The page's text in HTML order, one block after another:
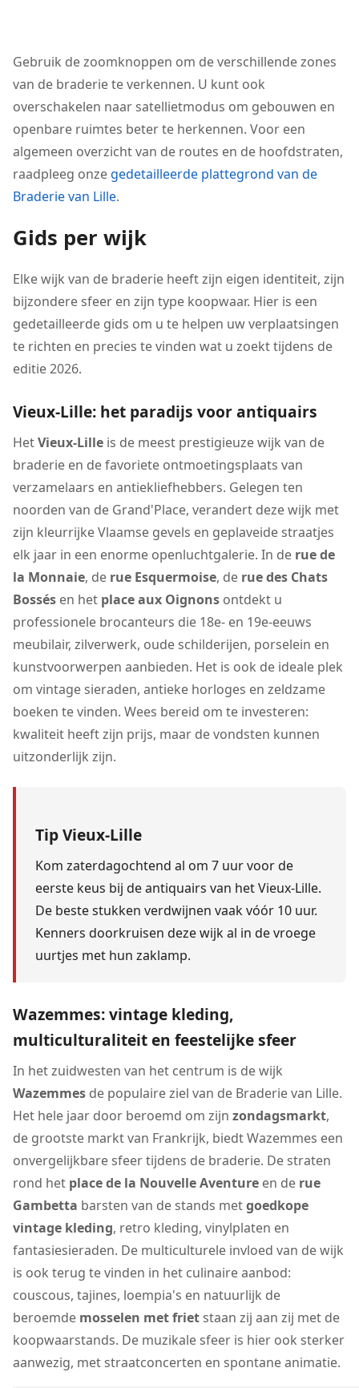
Gebruik de zoomknoppen om de verschillende zones
van de braderie te verkennen. U kunt ook
overschakelen naar satellietmodus om gebouwen en
openbare ruimtes beter te herkennen. Voor een
algemeen overzicht van de routes en de hoofdstraten,
raadpleeg onze gedetailleerde plattegrond van de
Braderie van Lille.
Gids per wijk
Elke wijk van de braderie heeft zijn eigen identiteit, zijn
bijzondere sfeer en zijn type koopwaar. Hier is een
gedetailleerde gids om u te helpen uw verplaatsingen
te richten en precies te vinden wat u zoekt tijdens de
editie 2026.
Vieux-Lille: het paradijs voor antiquairs
HetVieux-Lille is de meest prestigieuze wijk van de
braderie en de favoriete ontmoetingsplaats van
verzamelaars en antiekliefhebbers. Gelegen ten
noorden van de Grand'Place, verandert deze wijk met
zijn kleurrijke Vlaamse gevels en geplaveide straatjes
elk jaar in een enorme openluchtgalerie. In de rue de
la Monnaie, de rue Esquermoise, de rue des Chats
Bossés en het place aux Oignons ontdekt u
professionele brocanteurs die 18e- en 19e-eeuws
meubilair, zilverwerk, oude schilderijen, porselein en
kunstvoorwerpen aanbieden. Het is ook de ideale plek
om vintage sieraden, antieke horloges en zeldzame
boeken te vinden. Wees bereid om te investeren:
kwaliteit heeft zijn prijs, maar de vondsten kunnen
uitzonderlijk zijn.
Tip Vieux-Lille
Kom zaterdagochtend al om 7 uur voor de
eerste keus bij de antiquairs van het Vieux-Lille.
De beste stukken verdwijnen vaak vóór 10 uur.
Kenners doorkruisen deze wijk al in de vroege
uurtjes met hun zaklamp.
Wazemmes: vintage kleding,
multiculturaliteit en feestelijke sfeer
In het zuidwesten van het centrum is de wijk
Wazemmes de populaire ziel van de Braderie van Lille.
Het hele jaar door beroemd om zijn zondagsmarkt,
de grootste markt van Frankrijk, biedt Wazemmes een
onvergelijkbare sfeer tijdens de braderie. De straten
rond het place de la Nouvelle Aventure en de rue
Gambetta barsten van de stands metgoedkope
vintage kleding, retro kleding, vinylplaten en
fantasiesieraden. De multiculturele invloed van de wijk
is ook terug te vinden in het culinaire aanbod:
couscous, tajines, loempia's en natuurlijk de
beroemde mosselen met friet staan zij aan zij met de
koopwaarstands. De muzikale sfeer is hier ook sterker
aanwezig, met straatconcerten en spontane animatie.